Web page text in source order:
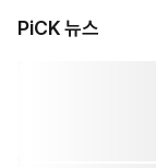
PiCK 뉴스